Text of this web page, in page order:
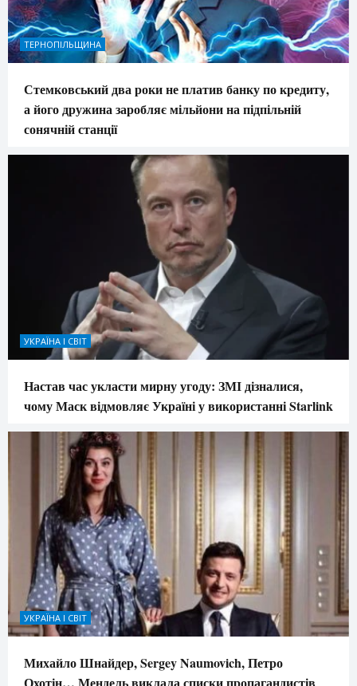
ТЕРНОПІЛЬЩИНА
Стемковський два роки не платив банку по кредиту,
а його дружина заробляє мільйони на підпільній
сонячній станції
УКРАЇНА І СВІТ
Настав час укласти мирну угоду: ЗМІ дізналися,
чому Маск відмовляє Україні у використанні Starlink
УКРАЇНА І СВІТ
Михайло Шнайдер, Sergey Naumovich, Петро
Охотін… Мендель виклала списки пропагандистів